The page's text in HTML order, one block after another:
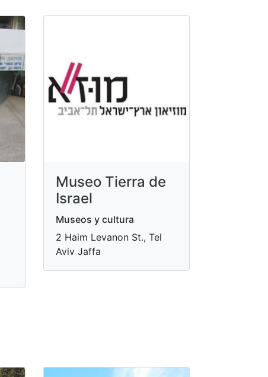
Museo Tierra de
Israel
Museos y cultura
2 Haim Levanon St., Tel
Aviv Jaffa